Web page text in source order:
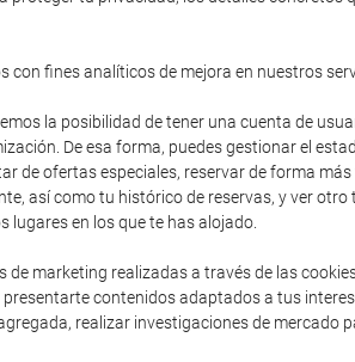
con fines analíticos de mejora en nuestros
la posibilidad de tener una cuenta de
De esa forma, puedes gestionar el
de ofertas especiales, reservar de forma
así como tu histórico de reservas, y ver
lugares en los que te has alojado.
de marketing realizadas a través de las
contenidos adaptados a tus
realizar investigaciones de mercado